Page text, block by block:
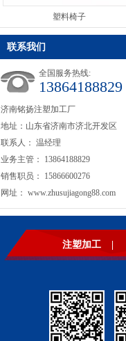
塑料椅子
联系我们
全国服务热线:
13864188829
济南铭扬注塑加工厂
地址：山东省济南市济北开发区
联系人： 温经理
业务主管： 13864188829
销售职员： 15866600276
网址： www.zhusujiagong88.com
注塑加工